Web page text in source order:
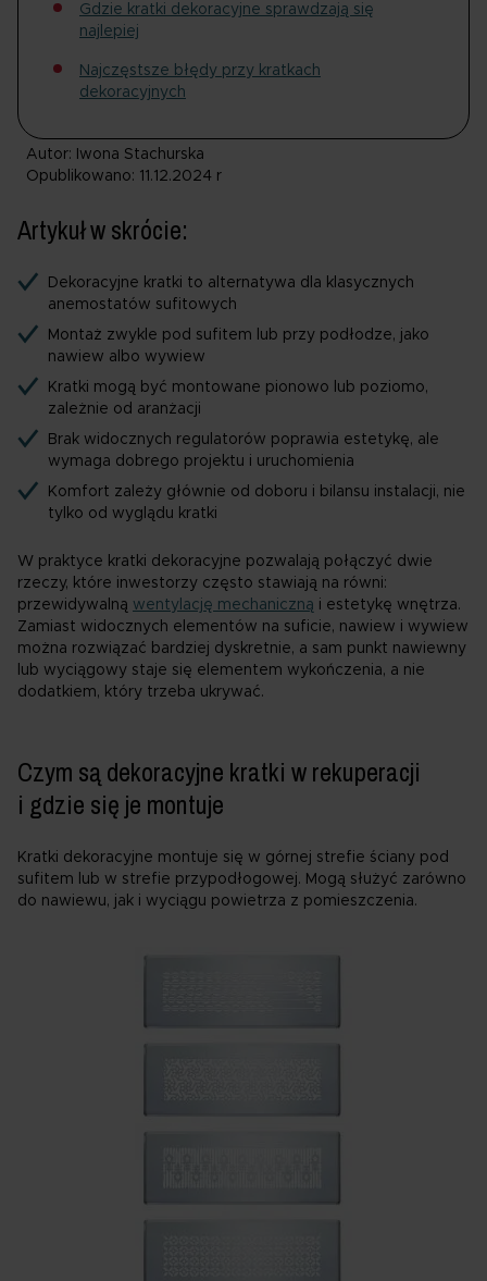
Gdzie kratki dekoracyjne sprawdzają się
najlepiej
Najczęstsze błędy przy kratkach
dekoracyjnych
Autor: Iwona Stachurska
Opublikowano: 11.12.2024 r
Artykuł w skrócie:
Dekoracyjne kratki to alternatywa dla klasycznych
anemostatów sufitowych
Montaż zwykle pod sufitem lub przy podłodze, jako
nawiew albo wywiew
Kratki mogą być montowane pionowo lub poziomo,
zależnie od aranżacji
Brak widocznych regulatorów poprawia estetykę, ale
wymaga dobrego projektu i uruchomienia
Komfort zależy głównie od doboru i bilansu instalacji, nie
tylko od wyglądu kratki
W praktyce kratki dekoracyjne pozwalają połączyć dwie
rzeczy, które inwestorzy często stawiają na równi:
przewidywalną wentylację mechaniczną i estetykę wnętrza.
Zamiast widocznych elementów na suficie, nawiew i wywiew
można rozwiązać bardziej dyskretnie, a sam punkt nawiewny
lub wyciągowy staje się elementem wykończenia, a nie
dodatkiem, który trzeba ukrywać.
Czym są dekoracyjne kratki w rekuperacji
i gdzie się je montuje
Kratki dekoracyjne montuje się w górnej strefie ściany pod
sufitem lub w strefie przypodłogowej. Mogą służyć zarówno
do nawiewu, jak i wyciągu powietrza z pomieszczenia.